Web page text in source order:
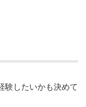
験したいかも決めて